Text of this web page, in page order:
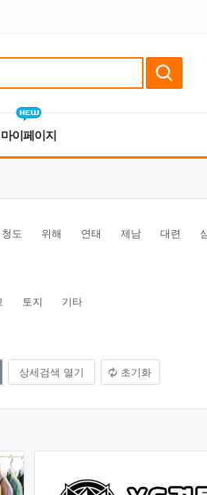
마이페이지
청도 위해 연태 제남 대련
토지 기타
상세검색 열기 초기화